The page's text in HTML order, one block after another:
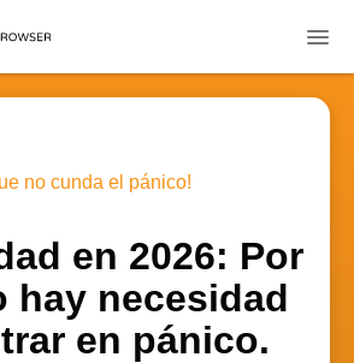
no cunda el pánico!
en 2026: Por
hay necesidad
en pánico.